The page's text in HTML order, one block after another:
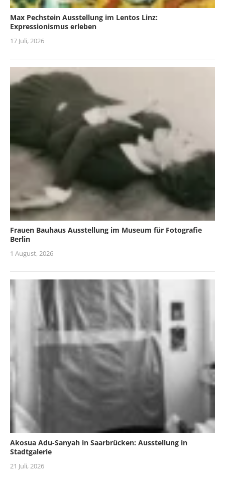
Max Pechstein Ausstellung im Lentos Linz:
Expressionismus erleben
17 Juli, 2026
Frauen Bauhaus Ausstellung im Museum für Fotografie
Berlin
1 August, 2026
Akosua Adu-Sanyah in Saarbrücken: Ausstellung in
Stadtgalerie
21 Juli, 2026